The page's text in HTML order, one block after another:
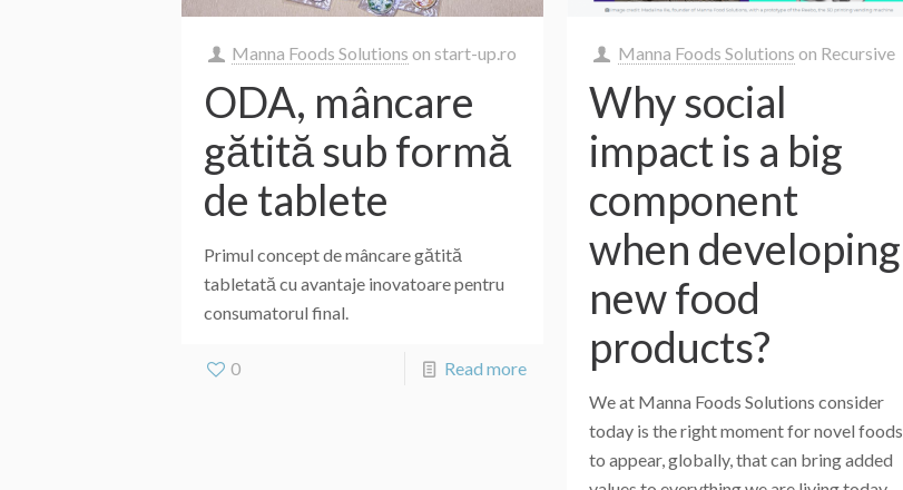
Manna Foods Solutions on start-up.ro
ODA, mâncare
gătită sub formă
de tablete
Primul concept de mâncare gătită
tabletată cu avantaje inovatoare pentru
consumatorul final.
0 Read more
Manna Foods Solutions on Recursive
Why social
impact is a big
component
when developing
new food
products?
We at Manna Foods Solutions consider
today is the right moment for novel foods
to appear, globally, that can bring added